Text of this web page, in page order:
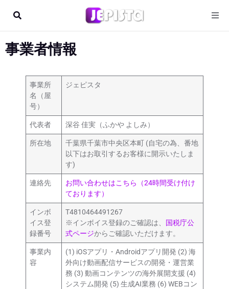
事業者情報
事業所
名（屋
号）
ジェピスタ
代表者 深谷 佳実（ふかや よしみ）
所在地
千葉県千葉市中央区本町 (自宅の為、番地
以下はお取引するお客様に開示いたしま
す)
連絡先
お問い合わせはこちら（24時間受け付け
ております）
インボ
イス登
録番号
T4810464491267
※インボイス登録のご確認は、 国税庁公
式ページからご確認いただけます。
事業内
容
(1) iOSアプリ・Androidアプリ開発 (2) 海
外向け動画配信サービスの開発・運営業
務 (3) 動画コンテンツの海外展開支援 (4)
システム開発 (5) 生成AI業務 (6) WEBコン